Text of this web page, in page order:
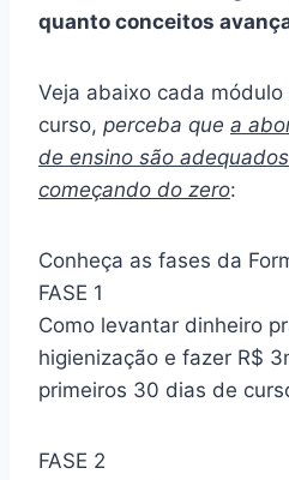
quanto conceitos
Veja abaixo cada
curso, perceba que a
de ensino são
começando do zero:
Conheça as fases da
FASE 1
Como levantar dinheiro
higienização e fazer R$
primeiros 30 dias de
FASE 2